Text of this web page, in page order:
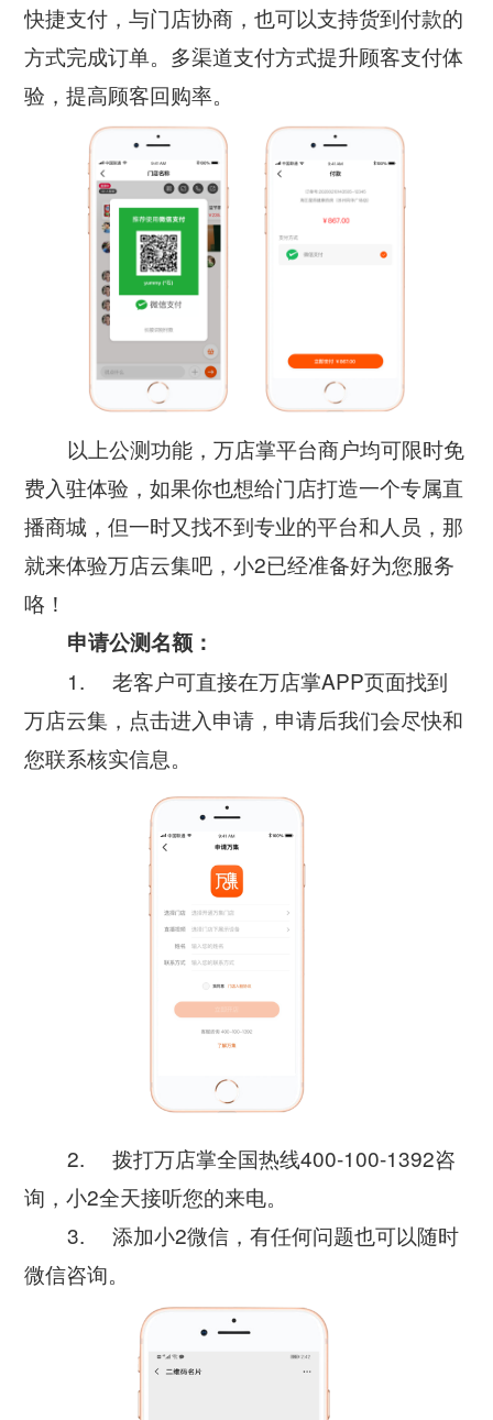
快捷支付，与门店协商，也可以支持货到付款的
方式完成订单。多渠道支付方式提升顾客支付体
验，提高顾客回购率。
以上公测功能，万店掌平台商户均可限时免
费入驻体验，如果你也想给门店打造一个专属直
播商城，但一时又找不到专业的平台和人员，那
就来体验万店云集吧，小2已经准备好为您服务
咯！
申请公测名额：
1. 老客户可直接在万店掌APP页面找到
万店云集，点击进入申请，申请后我们会尽快和
您联系核实信息。
2. 拨打万店掌全国热线400-100-1392咨
询，小2全天接听您的来电。
3. 添加小2微信，有任何问题也可以随时
微信咨询。